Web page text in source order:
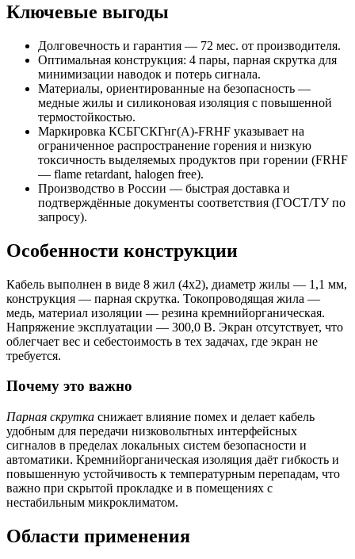
Ключевые выгоды
Долговечность и гарантия — 72 мес. от производителя.
Оптимальная конструкция: 4 пары, парная скрутка для
минимизации наводок и потерь сигнала.
Материалы, ориентированные на безопасность —
медные жилы и силиконовая изоляция с повышенной
термостойкостью.
Маркировка КСБГСКГнг(А)-FRHF указывает на
ограниченное распространение горения и низкую
токсичность выделяемых продуктов при горении (FRHF
— flame retardant, halogen free).
Производство в России — быстрая доставка и
подтверждённые документы соответствия (ГОСТ/ТУ по
запросу).
Особенности конструкции
Кабель выполнен в виде 8 жил (4х2), диаметр жилы — 1,1 мм,
конструкция — парная скрутка. Токопроводящая жила —
медь, материал изоляции — резина кремнийорганическая.
Напряжение эксплуатации — 300,0 В. Экран отсутствует, что
облегчает вес и себестоимость в тех задачах, где экран не
требуется.
Почему это важно
Парная скрутка снижает влияние помех и делает кабель
удобным для передачи низковольтных интерфейсных
сигналов в пределах локальных систем безопасности и
автоматики. Кремнийорганическая изоляция даёт гибкость и
повышенную устойчивость к температурным перепадам, что
важно при скрытой прокладке и в помещениях с
нестабильным микроклиматом.
Области применения